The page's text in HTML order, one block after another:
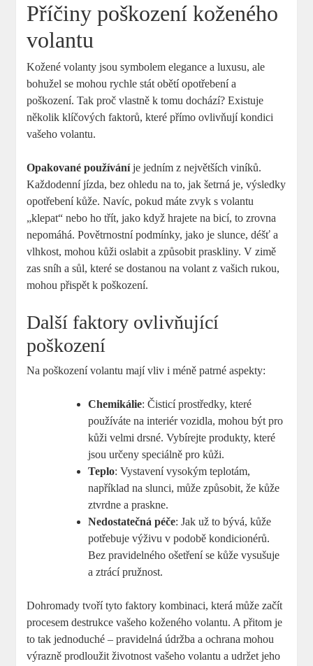
Příčiny poškození koženého
volantu
Kožené volanty jsou symbolem elegance a luxusu, ale
bohužel se mohou rychle stát obětí opotřebení a
poškození. Tak proč vlastně k tomu dochází? Existuje
několik klíčových faktorů, které přímo ovlivňují kondici
vašeho volantu.
Opakované používáníje jedním z největších viníků.
Každodenní jízda, bez ohledu na to, jak šetrná je, výsledky
opotřebení kůže. Navíc, pokud máte zvyk s volantu
„klepat“ nebo ho třít, jako když hrajete na bicí, to zrovna
nepomáhá. Povětrnostní podmínky, jako je slunce, déšť a
vlhkost, mohou kůži oslabit a způsobit praskliny. V zimě
zas sníh a sůl, které se dostanou na volant z vašich rukou,
mohou přispět k poškození.
Další faktory ovlivňující
poškození
Na poškození volantu mají vliv i méně patrné aspekty:
Chemikálie: Čisticí prostředky, které
používáte na interiér vozidla, mohou být pro
kůži velmi drsné. Vybírejte produkty, které
jsou určeny speciálně pro kůži.
Teplo: Vystavení vysokým teplotám,
například na slunci, může způsobit, že kůže
ztvrdne a praskne.
Nedostatečná péče: Jak už to bývá, kůže
potřebuje výživu v podobě kondicionérů.
Bez pravidelného ošetření se kůže vysušuje
a ztrácí pružnost.
Dohromady tvoří tyto faktory kombinaci, která může začít
procesem destrukce vašeho koženého volantu. A přitom je
to tak jednoduché – pravidelná údržba a ochrana mohou
výrazně prodloužit životnost vašeho volantu a udržet jeho